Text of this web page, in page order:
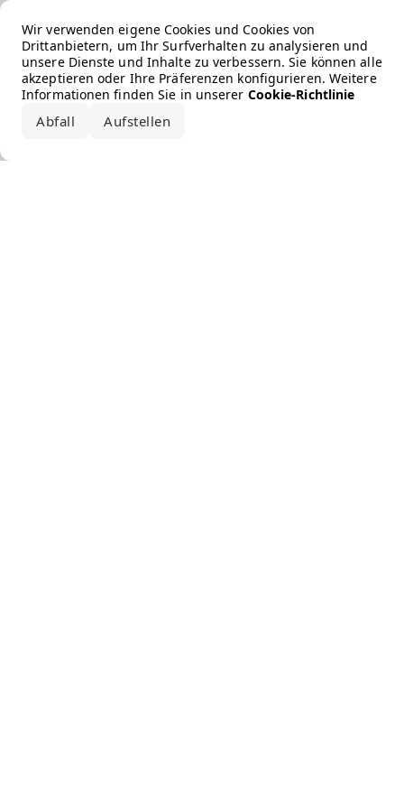
Wir verwenden eigene Cookies und Cookies von
Drittanbietern, um Ihr Surfverhalten zu analysieren und
unsere Dienste und Inhalte zu verbessern. Sie können alle
akzeptieren oder Ihre Präferenzen konfigurieren. Weitere
Informationen finden Sie in unserer Cookie-Richtlinie
Abfall Aufstellen
Error loading the brand